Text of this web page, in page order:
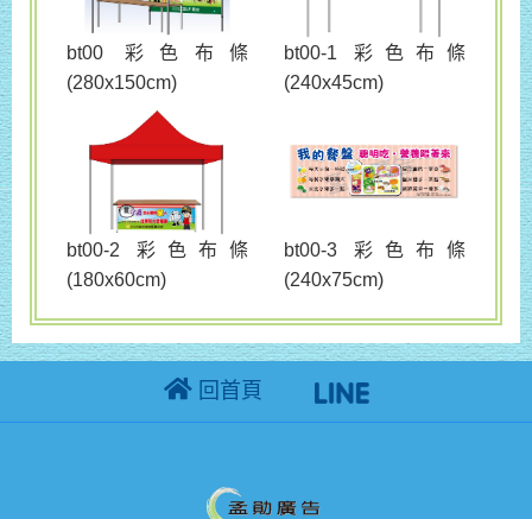
bt00 彩色布條
(280x150cm)
bt00-1 彩色布條
(240x45cm)
bt00-2 彩色布條
(180x60cm)
bt00-3 彩色布條
(240x75cm)
回首頁